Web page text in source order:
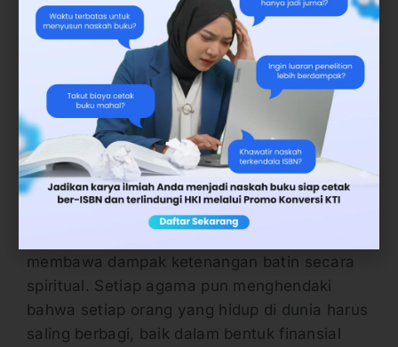
finansial dari aktivitas menulis yang kita
lakukan.
Berbagi Ilmu Pengetahuan |
Penerbit Buku
Terakhir, manfaat lain yang bisa kita dapatkan
adalah ketenangan batin kita sebagai makhluk
sosial. Hal tersebut tidak dapat dilepaskan
membawa dampak ketenangan batin secara
spiritual. Setiap agama pun menghendaki
bahwa setiap orang yang hidup di dunia harus
saling berbagi, baik dalam bentuk finansial